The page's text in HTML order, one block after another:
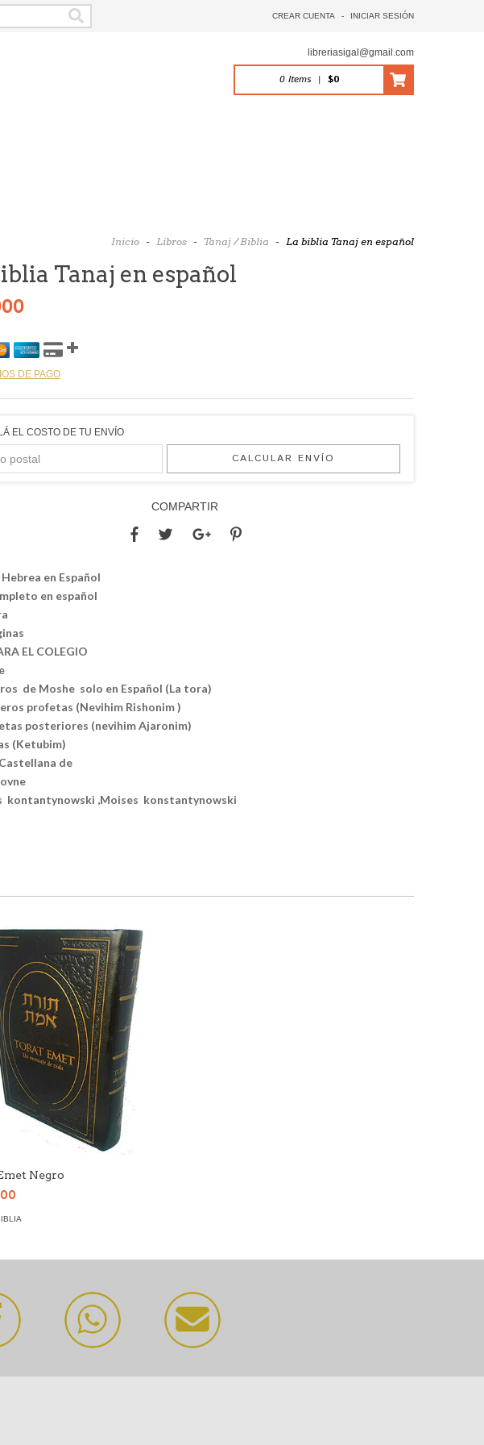
CREAR CUENTA - INICIAR SESIÓN
libreriasigal@gmail.com
0 Items | $0
Inicio - Libros - Tanaj / Biblia - La biblia Tanaj en español
Tanaj en español
DE PAGO
EL COSTO DE TU ENVÍO
CALCULAR ENVÍO
COMPARTIR
en Español
en español
EL COLEGIO
de Moshe solo en Español (La tora)
profetas (Nevihim Rishonim )
posteriores (nevihim Ajaronim)
(Ketubim)
de
kontantynowski ,Moises konstantynowski
Negro